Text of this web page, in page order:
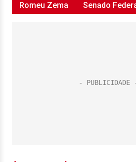
Romeu Zema
Senado